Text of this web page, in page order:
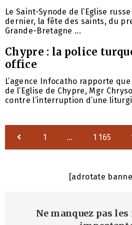
Le Saint-Synode de l’Eglise
dernier, la fête des saints, du
Grande-Bretagne ...
Chypre : la police
office
L’agence Infocatho rapporte
de l’Eglise de Chypre, Mgr
contre l’interruption d’une
1 … 1 165
[adrotate
Ne manquez pas